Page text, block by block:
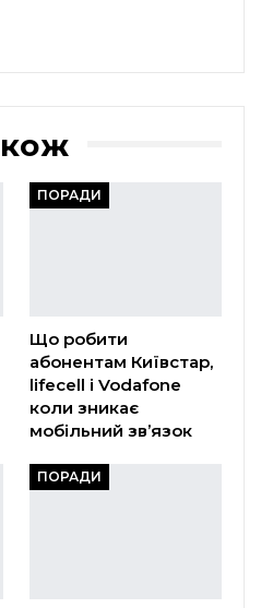
ПОРАДИ
Що робити
абонентам Київстар,
lifecell і Vodafone
коли зникає
мобільний зв’язок
ПОРАДИ